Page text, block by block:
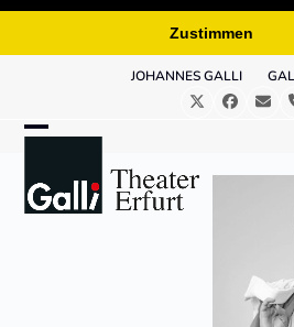
Zustimmen
JOHANNES GALLI
TwitterFacebook
E-
mobile
menu
mobile
menu